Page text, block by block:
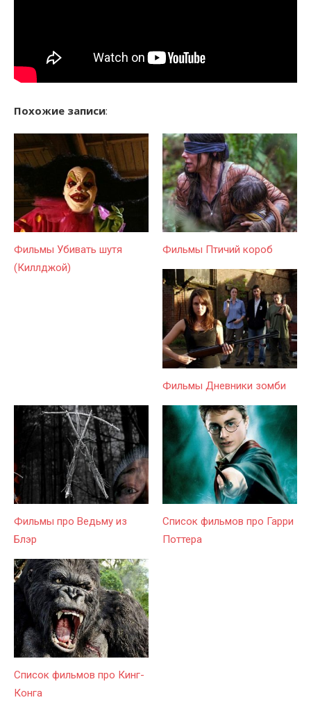
Похожие записи:
Фильмы Убивать шутя
(Киллджой)
Фильмы Птичий короб
Фильмы Дневники зомби
Фильмы про Ведьму из
Блэр
Список фильмов про Гарри
Поттера
Список фильмов про Кинг-
Конга